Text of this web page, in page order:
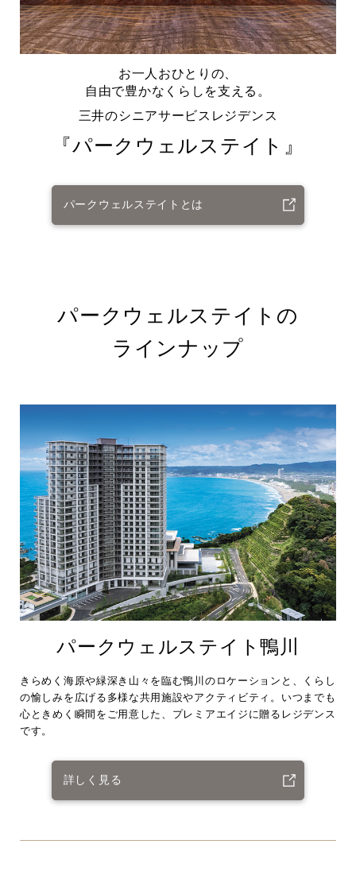
お一人おひとりの、
自由で豊かなくらしを支える。
三井のシニアサービスレジデンス
『パークウェルステイト』
パークウェルステイトとは
パークウェルステイトの
ラインナップ
パークウェルステイト鴨川
きらめく海原や緑深き山々を臨む鴨川のロケーションと、くらし
の愉しみを広げる多様な共用施設やアクティビティ。いつまでも
心ときめく瞬間をご用意した、プレミアエイジに贈るレジデンス
です。
詳しく見る